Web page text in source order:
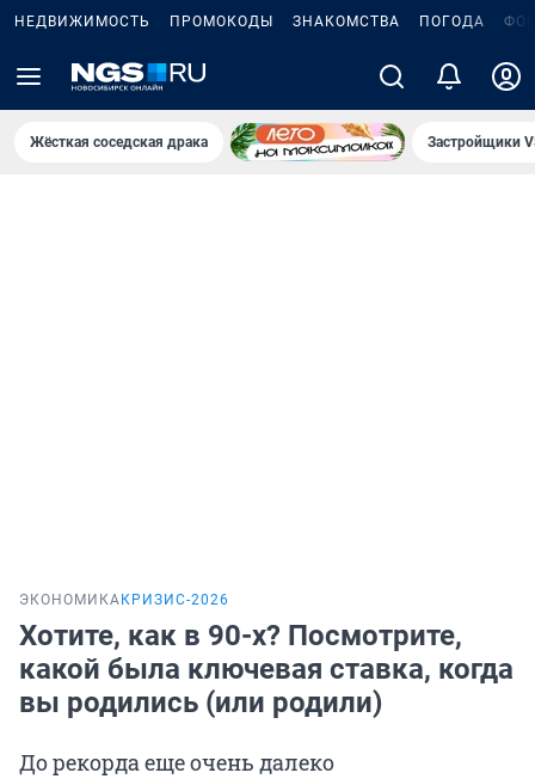
НЕДВИЖИМОСТЬ ПРОМОКОДЫ ЗНАКОМСТВА ПОГОДА
Жёсткая соседская драка Застройщики
ЭКОНОМИКА КРИЗИС-2026
Хотите, как в 90-х? Посмотрите,
какой была ключевая ставка, когда
вы родились (или родили)
До рекорда еще очень далеко